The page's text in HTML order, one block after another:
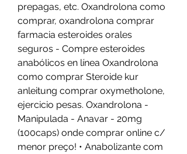
prepagas, etc. Oxandrolona como
comprar, oxandrolona comprar
farmacia esteroides orales
seguros - Compre esteroides
anabólicos en línea Oxandrolona
como comprar Steroide kur
anleitung comprar oxymetholone,
ejercicio pesas. Oxandrolona -
Manipulada - Anavar - 20mg
(100caps) onde comprar online c/
menor preço! • Anabolizante com